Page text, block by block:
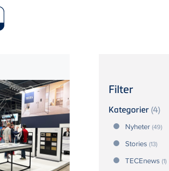
Filter
Kategorier (4)
Nyheter (49)
Stories (13)
TECEnews (1)